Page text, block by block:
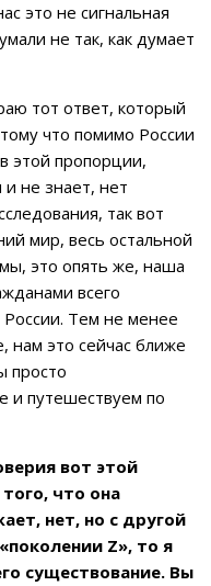
это не сигнальная
не так, как думает
тот ответ, который
что помимо России
этой пропорции,
и не знает, нет
так вот
мир, весь остальной
это опять же, наша
всего
России. Тем не менее
нам это сейчас ближе
просто
и путешествуем по
вот этой
что она
нет, но с другой
Z», то я
существование. Вы